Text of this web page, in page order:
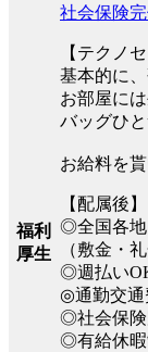
福利
厚生
社会保険
【テクノ
基本的に
お部屋に
バッグひ
お給料を
【配属後】
◎全国各地
（敷金・
◎週払い
◎通勤交通
◎社会保険
◎有給休暇